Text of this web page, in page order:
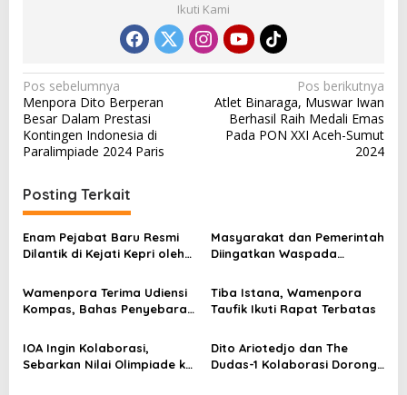
d
a
n
P
m
b
a
n
n
Ikuti Kami
N
a
v
i
g
a
s
i
p
o
s
Pos sebelumnya
Menpora Dito Berperan
Besar Dalam Prestasi
Kontingen Indonesia di
Paralimpiade 2024 Paris
Pos berikutnya
Atlet Binaraga, Muswar Iwan
Berhasil Raih Medali Emas
Pada PON XXI Aceh-Sumut
2024
Posting Terkait
Enam Pejabat Baru Resmi
Dilantik di Kejati Kepri oleh
Masyarakat dan Pemerintah
Diingatkan Waspada
Ruang Digital
Wamenpora Terima Udiensi
Kompas, Bahas Penyebaran
Tiba Istana, Wamenpora
Taufik Ikuti Rapat Terbatas
IOA Ingin Kolaborasi,
Sebarkan Nilai Olimpiade ke
Dito Ariotedjo dan The
Dudas-1 Kolaborasi Dorong